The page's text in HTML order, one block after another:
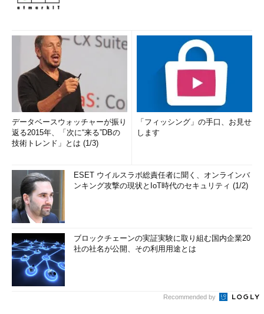
データベースウォッチャーが振り
返る2015年、「次に“来る”DBの
技術トレンド」とは (1/3)
「フィッシング」の手口、お見せ
します
ESET ウイルスラボ総責任者に聞く、オンラインバ
ンキング攻撃の現状とIoT時代のセキュリティ (1/2)
ブロックチェーンの実証実験に取り組む国内企業20
社の社名が公開、その利用用途とは
Recommended by